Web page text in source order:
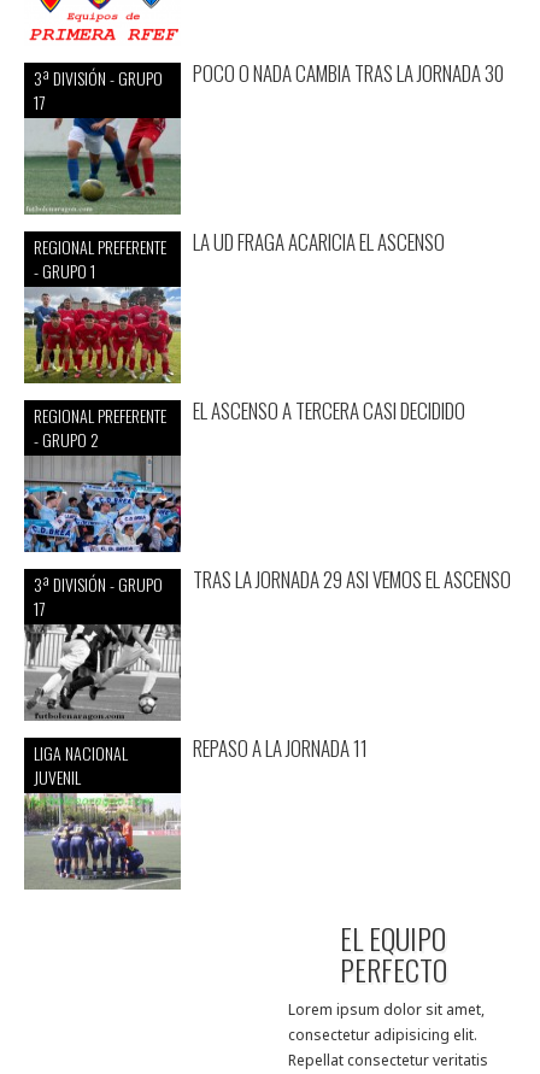
3ª DIVISIÓN - GRUPO
17
POCO O NADA CAMBIA TRAS LA JORNADA 30
REGIONAL PREFERENTE
- GRUPO 1
LA UD FRAGA ACARICIA EL ASCENSO
REGIONAL PREFERENTE
- GRUPO 2
EL ASCENSO A TERCERA CASI DECIDIDO
3ª DIVISIÓN - GRUPO
17
TRAS LA JORNADA 29 ASI VEMOS EL ASCENSO
LIGA NACIONAL
JUVENIL
REPASO A LA JORNADA 11
EL EQUIPO
PERFECTO
Lorem ipsum dolor sit amet,
consectetur adipisicing elit.
Repellat consectetur veritatis